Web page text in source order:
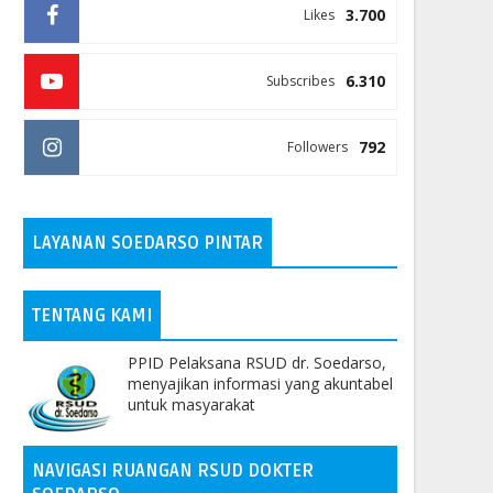
3.700
Likes
6.310
Subscribes
792
Followers
LAYANAN SOEDARSO PINTAR
TENTANG KAMI
PPID Pelaksana RSUD dr. Soedarso,
menyajikan informasi yang akuntabel
untuk masyarakat
NAVIGASI RUANGAN RSUD DOKTER